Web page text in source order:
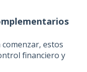
estos
financiero y